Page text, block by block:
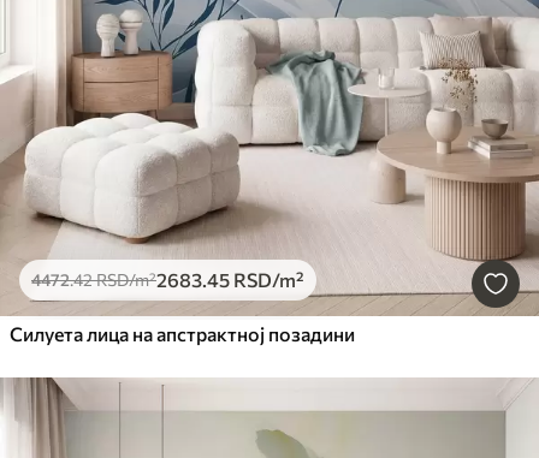
4472.42RSD/m²2683.45 RSD/m²
Силуета лица на апстрактној позадини